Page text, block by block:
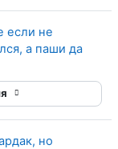
если не
а паши да
но